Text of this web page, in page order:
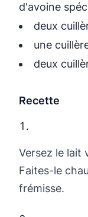
d'avoine
deux
une
deux
Recette
Versez le lait
Faites-le
frémisse.